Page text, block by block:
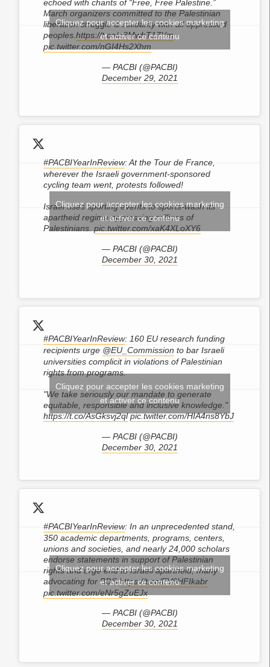
echoed with chants of “Free, Free Palestine.”
March organizers committed to the Palestinian
liberation struggle & solidarity with all oppressed
peoples.https://t.co/n3MwhT17Ym
pic.twitter.com/nGI4Hs2Xhm
— PACBI (@PACBI)
December 29, 2021
Cliquez pour accepter les cookies marketing
et activer ce contenu
#PACBIYearInReview: At the Tour de France,
wherever the Israeli government-sponsored
cycling team went, protests followed!
Israel uses sporting events to sports-wash its
apartheid regime oppressing millions of
Palestinians. pic.twitter.com/xaK4XLoXY6
— PACBI (@PACBI)
December 30, 2021
Cliquez pour accepter les cookies marketing
et activer ce contenu
#PACBIYearInReview: 160 EU research funding
recipients urge @EU_Commission to bar Israeli
universities complicit in violations of Palestinian
rights from programs.
"We take seriously our mandate to generate
equitable, responsible and inclusive knowledge."
https://t.co/AsGksvj2ql pic.twitter.com/HIA4ns8YbJ
— PACBI (@PACBI)
December 30, 2021
Cliquez pour accepter les cookies marketing
et activer ce contenu
#PACBIYearInReview: In an unprecedented stand,
350 academic departments, programs, centers,
unions and societies, and nearly 24,000 scholars
endorse statements in support of Palestinian
rights and urge end to Israeli apartheid, many
advocating for BDS.https://t.co/EV6HFIkabr
pic.twitter.com/eNr5gZuEJx
— PACBI (@PACBI)
December 30, 2021
Cliquez pour accepter les cookies marketing
et activer ce contenu